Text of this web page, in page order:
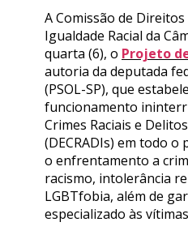
A Comissão de
Igualdade Racial da
quarta (6), o Projeto
autoria da deputada
(PSOL-SP), que
funcionamento
Crimes Raciais e
(DECRADIs) em todo
o enfrentamento a
racismo, intolerância
LGBTfobia, além de
especializado às